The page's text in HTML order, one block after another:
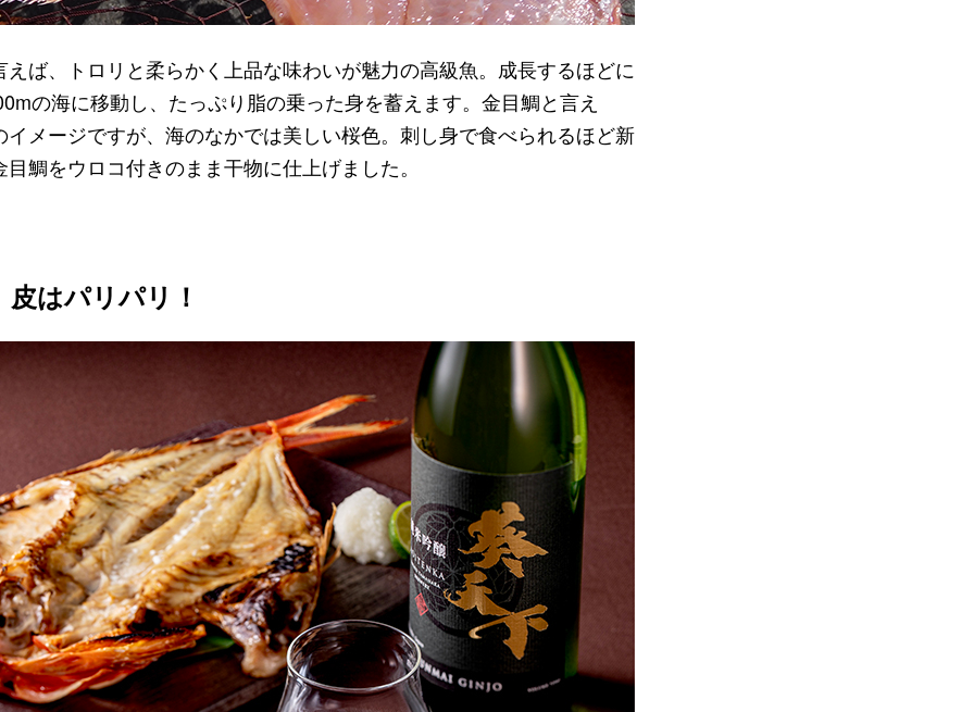
ば、トロリと柔らかく上品な味わいが魅力の高級魚。成長するほどに
の海に移動し、たっぷり脂の乗った身を蓄えます。金目鯛と言え
イメージですが、海のなかでは美しい桜色。刺し身で食べられるほど新
鯛をウロコ付きのまま干物に仕上げました。
はパリパリ！